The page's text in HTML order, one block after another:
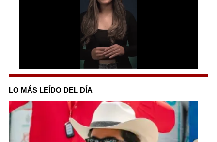
0
of
42
seconds
LO MÁS LEÍDO DEL DÍA